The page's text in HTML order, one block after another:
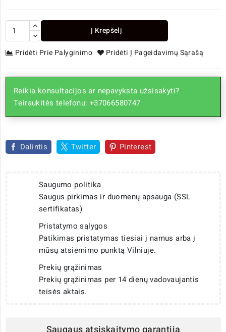
Į Krepšelį
Pridėti Prie Palyginimo Pridėti Į Pageidavimų Sąrašą
Reikia konsultacijos ar nepavyksta užsisakyti?
Teiraukitės telefonu: +37066580747
Dalintis Twitter Pinterest
Saugumo politika
Saugus pirkimas ir duomenų apsauga (SSL
sertifikatas)
Pristatymo sąlygos
Patikimas pristatymas tiesiai į namus arba į
mūsų atsiėmimo punktą Vilniuje.
Prekių grąžinimas
Prekių grąžinimas per 14 dienų vadovaujantis
teisės aktais.